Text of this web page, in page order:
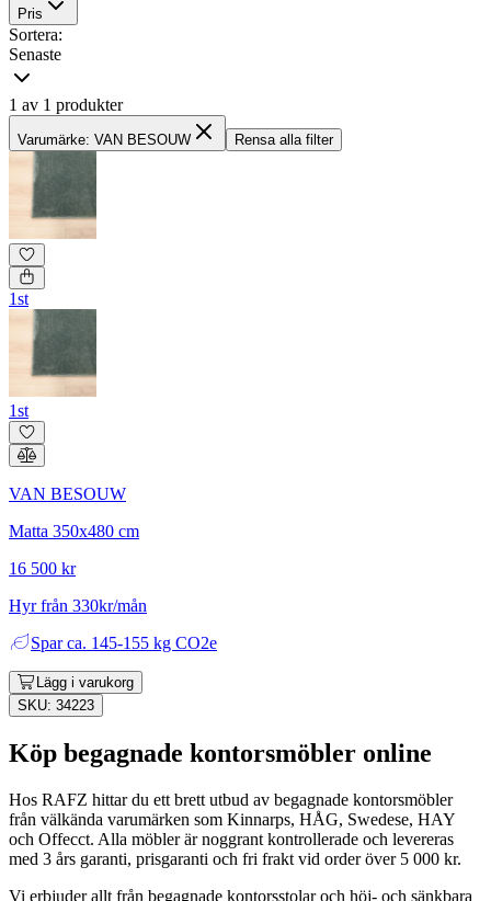
Pris
Sortera:
Senaste
1 av 1 produkter
Varumärke: VAN BESOUW Rensa alla filter
1st
1st
VAN BESOUW
Matta 350x480 cm
16 500 kr
Hyr från 330kr/mån
Spar ca. 145-155 kg CO2e
Lägg i varukorg
SKU: 34223
Köp begagnade kontorsmöbler online
Hos RAFZ hittar du ett brett utbud av begagnade kontorsmöbler
från välkända varumärken som Kinnarps, HÅG, Swedese, HAY
och Offecct. Alla möbler är noggrant kontrollerade och levereras
med 3 års garanti, prisgaranti och fri frakt vid order över 5 000 kr.
Vi erbjuder allt från begagnade kontorsstolar och höj- och sänkbara